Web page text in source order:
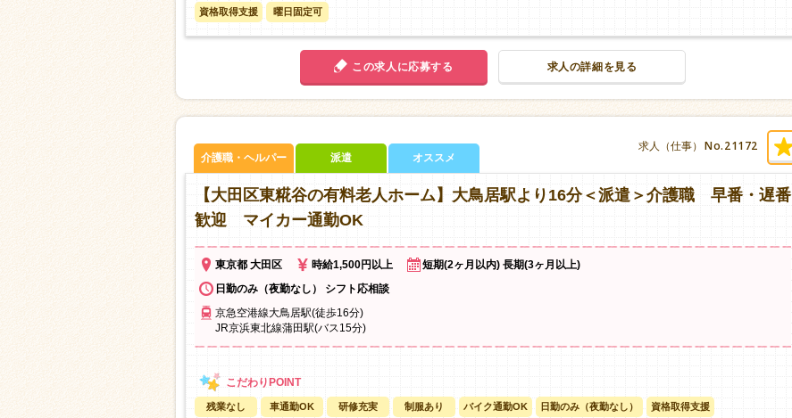
資格取得支援 曜日固定可
この求人に応募する 求人の詳細を見る
求人（仕事） No.21172
介護職・ヘルパー 派遣 オススメ
【大田区東糀谷の有料老人ホーム】大鳥居駅より16分＜派遣＞介護職 早番・遅番
歓迎 マイカー通勤OK
東京都 大田区 時給1,500円以上
短期(2ヶ月以内) 長期(3ヶ月以上)
日勤のみ（夜勤なし） シフト応相談
京急空港線大鳥居駅(徒歩16分)
JR京浜東北線蒲田駅(バス15分)
残業なし 車通勤OK 研修充実 制服あり バイク通勤OK 日勤のみ（夜勤なし） 資格取得支援